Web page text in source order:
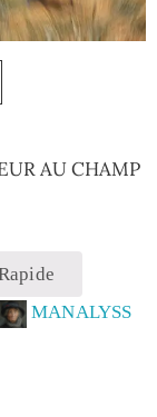
AU CHAMP
MANALYSS